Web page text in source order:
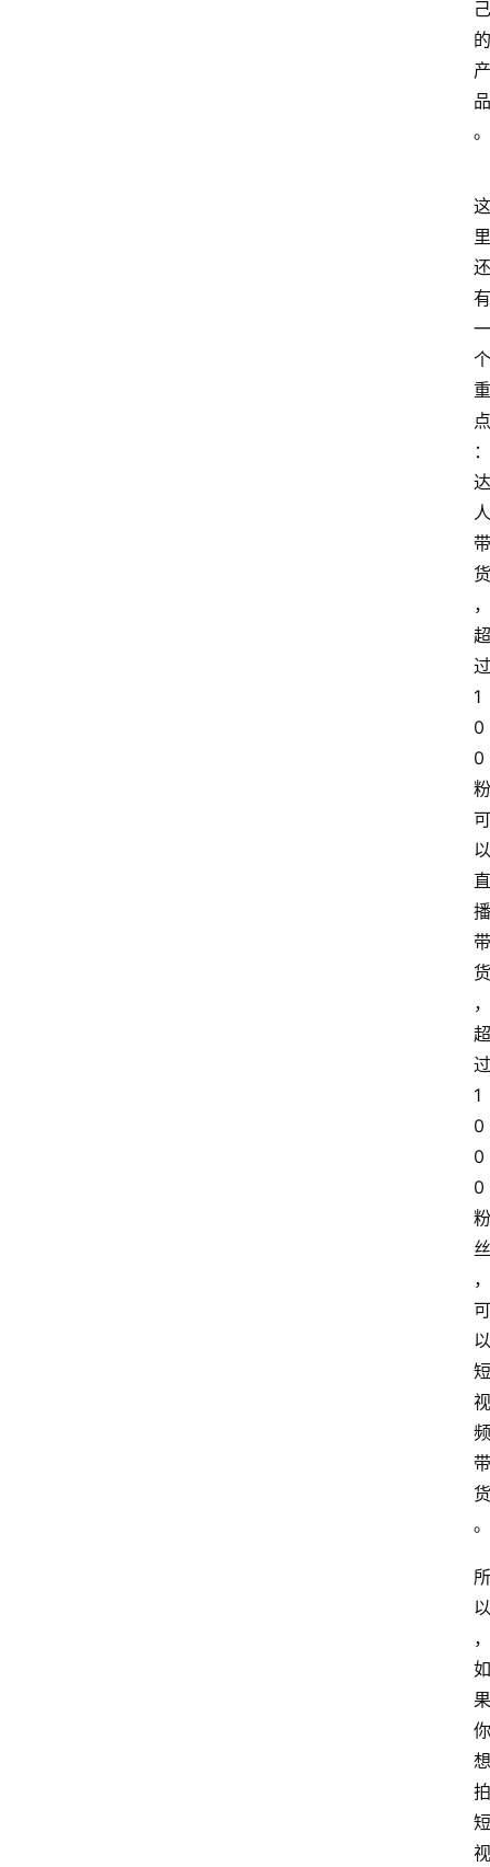
己
的
产
品
。
这
里
还
有
一
个
重
点
：
达
人
带
货
，
超
过
1
0
0
粉
可
以
直
播
带
货
，
超
过
1
0
0
0
粉
丝
，
可
以
短
视
频
带
货
。
所
以
，
如
果
你
想
拍
短
视